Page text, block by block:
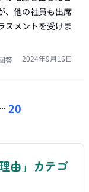
、他の社員も出席
スメントを受けま
答 2024年9月16日
... 20
由」カテゴ